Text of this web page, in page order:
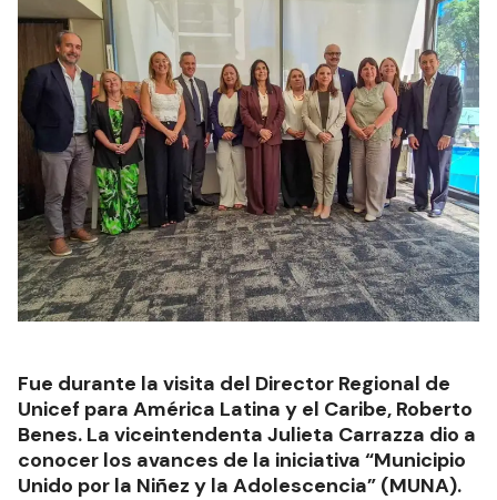
Fue durante la visita del Director Regional de
Unicef para América Latina y el Caribe, Roberto
Benes. La viceintendenta Julieta Carrazza dio a
conocer los avances de la iniciativa “Municipio
Unido por la Niñez y la Adolescencia” (MUNA).